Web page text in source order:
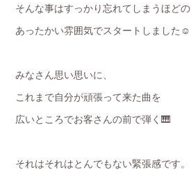
そんな事はすっかり忘れてしまうほどの
あったかい雰囲気でスタートしました☺️
みなさん思い思いに、
これまで自分が頑張って来た曲を
広いところでお客さんの前で弾く🎹
それはそれはとんでもない緊張感です。